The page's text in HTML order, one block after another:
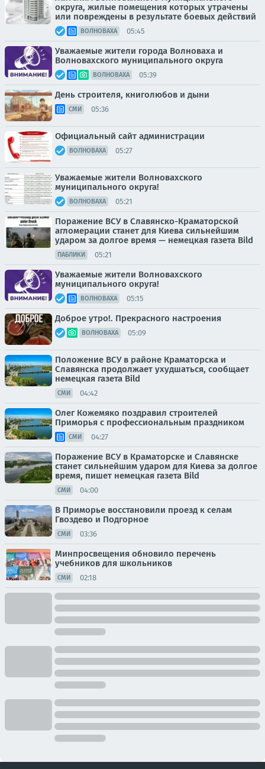
округа, жилые помещения которых утрачены
или повреждены в результате боевых действий
ВОЛНОВАХА 05:45
Уважаемые жители города Волноваха и
Волновахского муниципального округа
ВОЛНОВАХА 05:39
День строителя, книголюбов и дыни
СМИ 05:36
Официальный сайт администрации
ВОЛНОВАХА 05:27
Уважаемые жители Волновахского
муниципального округа!
ВОЛНОВАХА 05:21
Поражение ВСУ в Славянско-Краматорской
агломерации станет для Киева сильнейшим
ударом за долгое время — немецкая газета Bild
ПАБЛИКИ 05:21
Уважаемые жители Волновахского
муниципального округа!
ВОЛНОВАХА 05:15
Доброе утро!. Прекрасного настроения
ВОЛНОВАХА 05:09
Положение ВСУ в районе Краматорска и
Славянска продолжает ухудшаться, сообщает
немецкая газета Bild
СМИ 04:42
Олег Кожемяко поздравил строителей
Приморья с профессиональным праздником
СМИ 04:27
Поражение ВСУ в Краматорске и Славянске
станет сильнейшим ударом для Киева за долгое
время, пишет немецкая газета Bild
СМИ 04:00
В Приморье восстановили проезд к селам
Гвоздево и Подгорное
СМИ 03:36
Минпросвещения обновило перечень
учебников для школьников
СМИ 02:18